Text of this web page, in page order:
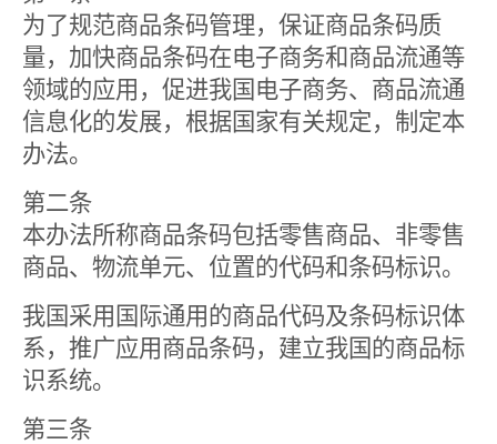
为了规范商品条码管理，保证商品条码质
量，加快商品条码在电子商务和商品流通等
领域的应用，促进我国电子商务、商品流通
信息化的发展，根据国家有关规定，制定本
办法。
第二条
本办法所称商品条码包括零售商品、非零售
商品、物流单元、位置的代码和条码标识。
我国采用国际通用的商品代码及条码标识体
系，推广应用商品条码，建立我国的商品标
识系统。
第三条